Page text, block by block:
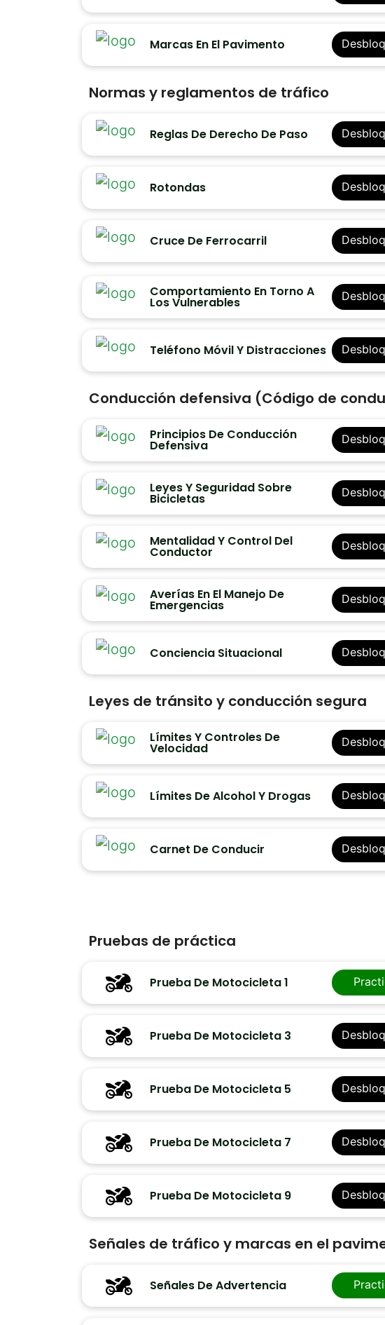
Marcas En El Pavimento
Normas y reglamentos de tráfico
Reglas De Derecho De Paso
Rotondas
Cruce De Ferrocarril
Comportamiento En Torno A
Los Vulnerables
Teléfono Móvil Y Distracciones
Conducción defensiva (Código de
Principios De Conducción
Defensiva
Leyes Y Seguridad Sobre
Bicicletas
Mentalidad Y Control Del
Conductor
Averías En El Manejo De
Emergencias
Conciencia Situacional
Leyes de tránsito y conducción segura
Límites Y Controles De
Velocidad
Límites De Alcohol Y Drogas
Carnet De Conducir
Pruebas de práctica
Prueba De Motocicleta 1
Prueba De Motocicleta 3
Prueba De Motocicleta 5
Prueba De Motocicleta 7
Prueba De Motocicleta 9
Señales de tráfico y marcas en el
Señales De Advertencia